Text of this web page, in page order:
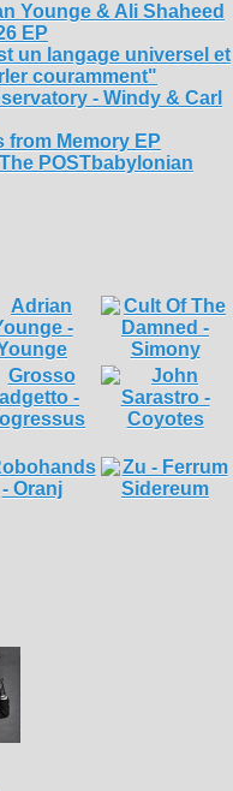
Younge & Ali Shaheed
EP
un langage universel et
couramment"
- Windy & Carl
from Memory EP
POSTbabylonian